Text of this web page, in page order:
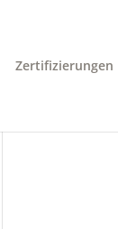
Zertifizierungen